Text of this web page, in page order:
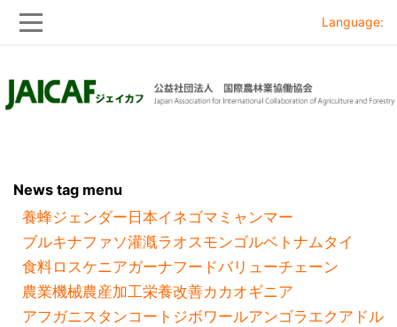
to
to
Language:
News tag menu
養蜂ジェンダー 日本イネゴマ ミャンマー
ブルキナファソ灌漑ラオスモンゴルベトナムタイ
食料ロスケニアガーナフードバリューチェーン
農業機械農産加工栄養改善カカオギニア
アフガニスタンコートジボワールアンゴラ エクアドル